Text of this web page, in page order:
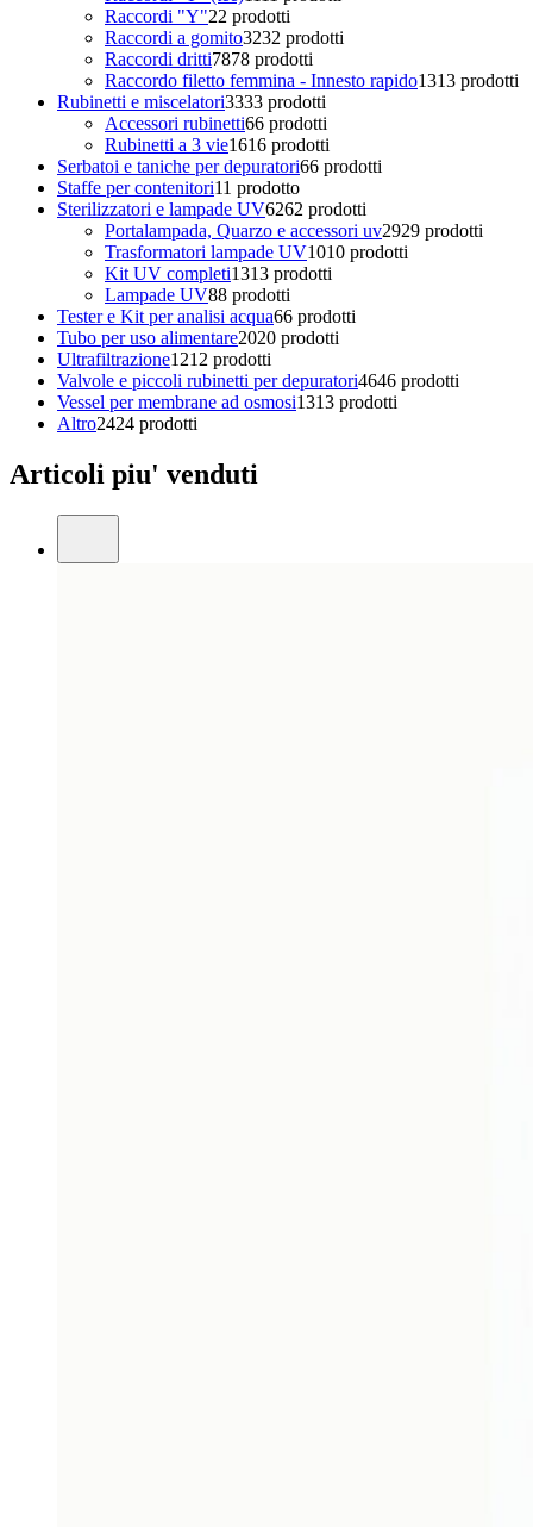
Raccordi "Y"22 prodotti
Raccordi a gomito3232 prodotti
Raccordi dritti7878 prodotti
Raccordo filetto femmina - Innesto rapido1313 prodotti
Rubinetti e miscelatori3333 prodotti
Accessori rubinetti66 prodotti
Rubinetti a 3 vie1616 prodotti
Serbatoi e taniche per depuratori66 prodotti
Staffe per contenitori11 prodotto
Sterilizzatori e lampade UV6262 prodotti
Portalampada, Quarzo e accessori uv2929 prodotti
Trasformatori lampade UV1010 prodotti
Kit UV completi1313 prodotti
Lampade UV88 prodotti
Tester e Kit per analisi acqua66 prodotti
Tubo per uso alimentare2020 prodotti
Ultrafiltrazione1212 prodotti
Valvole e piccoli rubinetti per depuratori4646 prodotti
Vessel per membrane ad osmosi1313 prodotti
Altro2424 prodotti
Articoli piu' venduti